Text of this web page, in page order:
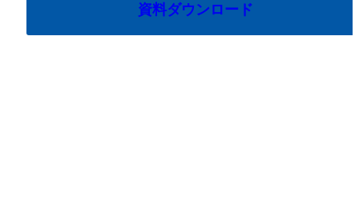
資料ダウンロード